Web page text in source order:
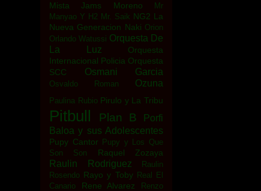
Mista Jams Moreno
Mr
Manyao Y H2 Mr. Saik NG2 La
Nueva Generacion Naki Orion
Orlando Watussi Orquesta De
La Luz
Orquesta
Internacional Policia Orquesta
SCC
Osmani Garcia
Osvaldo Roman Ozuna
Paulina Rubio Pirulo y La Tribu
Pitbull Plan B
Porfi
Baloa y sus Adolescentes
Pupy Cantor Pupy y Los Que
Son Son
Raquel Zozaya
Raulin Rodriguez
Raulin
Rosendo Rayo y Toby Real El
Canario
Rene Alvarez
Renzo